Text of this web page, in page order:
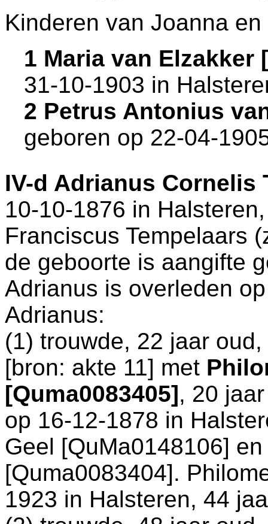
Kinderen van Joanna
1 Maria van Elzakker
31-10-1903 in
2 Petrus Antonius
geboren op 22-04-
IV-d Adrianus Cornelis
10-10-1876 in Halsteren
Franciscus Tempelaars
de geboorte is aangifte
Adrianus is overleden
Adrianus:
(1) trouwde, 22 jaar
[bron: akte 11] met
[Quma0083405], 20
op 16-12-1878 in
Geel [QuMa0148106]
[Quma0083404].
1923 in Halsteren, 44